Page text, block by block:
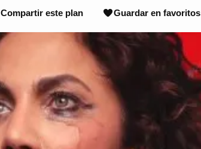
Compartir este plan Guardar en favoritos